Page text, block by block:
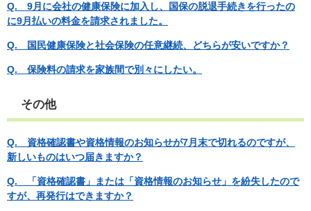
Q. 9月に会社の健康保険に加入し、国保の脱退手続きを行ったの
に9月払いの料金を請求されました。
​Q. 国民健康保険と社会保険の任意継続、どちらが安いですか？
​Q. 保険料の請求を家族間で別々にしたい。​​
その他
Q. 資格確認書や資格情報のお知らせが7月末で切れるのですが、
新しいものはいつ届きますか？
Q. 「資格確認書」または「資格情報のお知らせ」を紛失したので
すが、再発行はできますか？